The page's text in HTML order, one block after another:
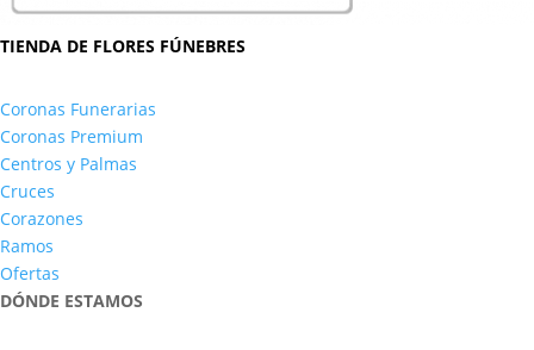
TIENDA DE FLORES FÚNEBRES
Coronas Funerarias
Coronas Premium
Centros y Palmas
Cruces
Corazones
Ramos
Ofertas
DÓNDE ESTAMOS